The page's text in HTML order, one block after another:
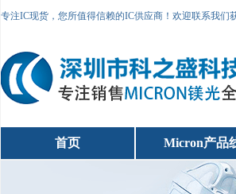
专注IC现货，您所值得信赖的IC供应商！欢迎联系我们
首页 Micron产品